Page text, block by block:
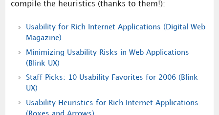
compile the heuristics (thanks to them!):
Usability for Rich Internet Applications (Digital Web
Magazine)
Minimizing Usability Risks in Web Applications
(Blink UX)
Staff Picks: 10 Usability Favorites for 2006 (Blink
UX)
Usability Heuristics for Rich Internet Applications